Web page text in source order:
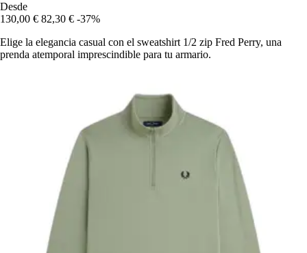
Desde
130,00 € 82,30 € -37%
Elige la elegancia casual con el sweatshirt 1/2 zip Fred Perry, una
prenda atemporal imprescindible para tu armario.